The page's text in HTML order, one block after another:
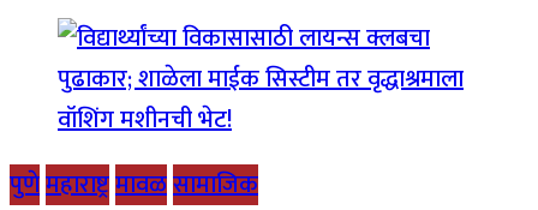
पुणेमहाराष्ट्रमावळसामाजिक